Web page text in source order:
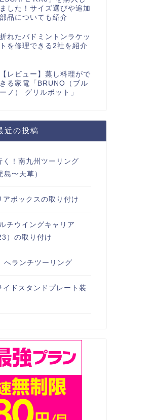
ました！サイズ選びや追加
部品についても紹介
折れたバドミントンラケッ
トを修理できる2社を紹介
【レビュー】蒸し料理がで
きる家電「BRUNO（ブル
ーノ） グリルポット」
近の投稿
く！南九州ツーリング
島〜天草）
ボックスの取り付け
チウイングキャリア
）の取り付け
へランチツーリング
ドスタンドプレート装